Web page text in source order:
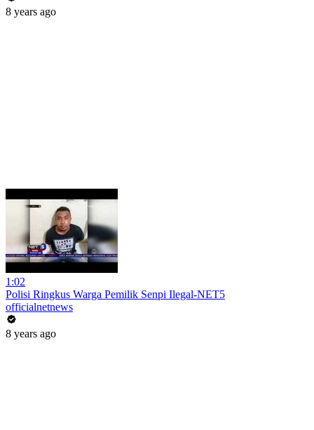
8 years ago
1:02
Polisi Ringkus Warga Pemilik Senpi Ilegal-NET5
officialnetnews
8 years ago